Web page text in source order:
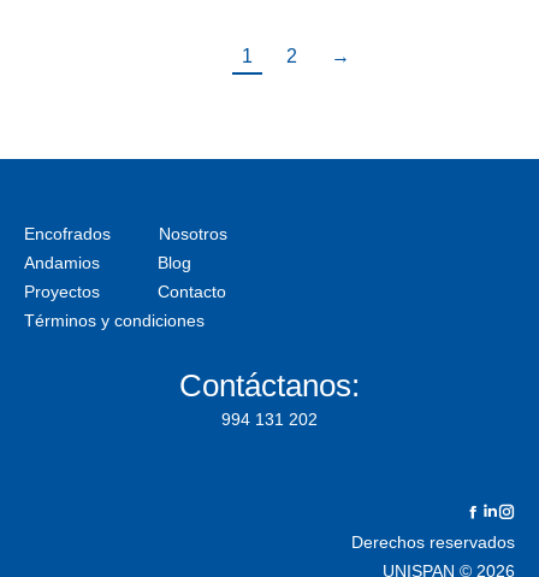
1 2 →
Encofrados
Nosotros
Andamios
Blog
Proyectos
Contacto
Términos y condiciones
Contáctanos:
994 131 202
Derechos reservados
UNISPAN © 2026